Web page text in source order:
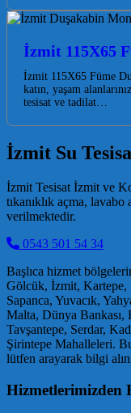
İzmit 115X65
İzmit 115X65 Füme
katın, yaşam
tesisat ve tadilat…
İzmit Su
İzmit Tesisat İzmit ve
tıkanıklık açma,
verilmektedir.
0543 501 54 34
Başlıca hizmet
Gölcük, İzmit,
Sapanca, Yuvacık,
Malta, Dünya Bankası,
Tavşantepe, Serdar,
Şirintepe Mahalleleri.
lütfen arayarak bilgi
Hizmetlerimizden